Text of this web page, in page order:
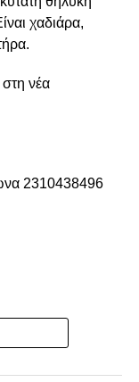
χαδιάρα,
στη νέα
2310438496